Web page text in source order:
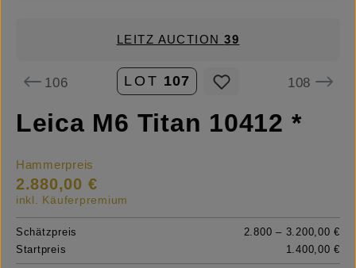
LEITZ AUCTION39
106 LOT 107 108
Leica M6 Titan 10412 *
Hammerpreis
2.880,00 €
inkl. Käuferpremium
Schätzpreis
2.800 – 3.200,00 €
Startpreis
1.400,00 €